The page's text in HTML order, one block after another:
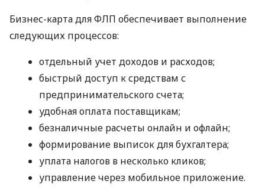
Бизнес-карта для ФЛП обеспечивает выполнение
следующих процессов:
отдельный учет доходов и расходов;
быстрый доступ к средствам с
предпринимательского счета;
удобная оплата поставщикам;
безналичные расчеты онлайн и офлайн;
формирование выписок для бухгалтера;
уплата налогов в несколько кликов;
управление через мобильное приложение.